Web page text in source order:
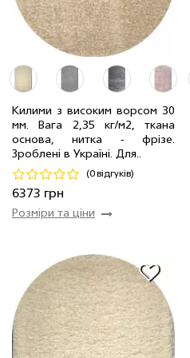
Килими з високим ворсом 30
мм. Вага 2,35 кг/м2, ткана
основа, нитка - фрiзе.
Зроблені в Україні. Для..
(0 відгуків)
6373 грн
Розміри та ціни
3.00 x 4.00 м 3 шт
9372 грн
2.40 x 3.40 м
4 шт 6373 грн
Код 19579